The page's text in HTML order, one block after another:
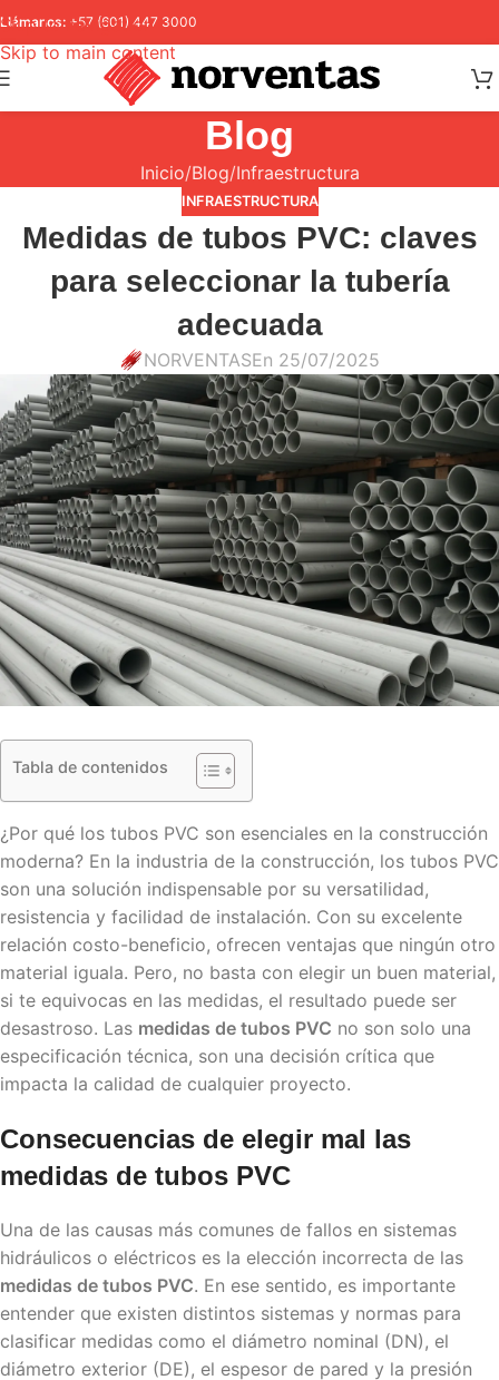
Skip to navigation
Skip to main content
Llámanos: +57 (601) 447 3000
Blog
Inicio Blog Infraestructura
INFRAESTRUCTURA
Medidas de tubos PVC: claves
para seleccionar la tubería
adecuada
NORVENTASEn 25/07/2025
Tabla de contenidos
¿Por qué los tubos PVC son esenciales en la construcción
moderna? En la industria de la construcción, los tubos PVC
son una solución indispensable por su versatilidad,
resistencia y facilidad de instalación. Con su excelente
relación costo-beneficio, ofrecen ventajas que ningún otro
material iguala. Pero, no basta con elegir un buen material,
si te equivocas en las medidas, el resultado puede ser
desastroso. Las medidas de tubos PVC no son solo una
especificación técnica, son una decisión crítica que
impacta la calidad de cualquier proyecto.
Consecuencias de elegir mal las
medidas de tubos PVC
Una de las causas más comunes de fallos en sistemas
hidráulicos o eléctricos es la elección incorrecta de las
medidas de tubos PVC. En ese sentido, es importante
entender que existen distintos sistemas y normas para
clasificar medidas como el diámetro nominal (DN), el
diámetro exterior (DE), el espesor de pared y la presión